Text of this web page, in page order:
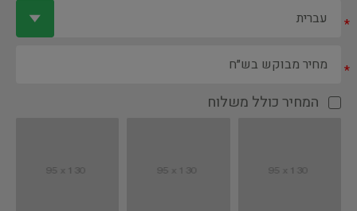
*
*
המחיר כולל משלוח